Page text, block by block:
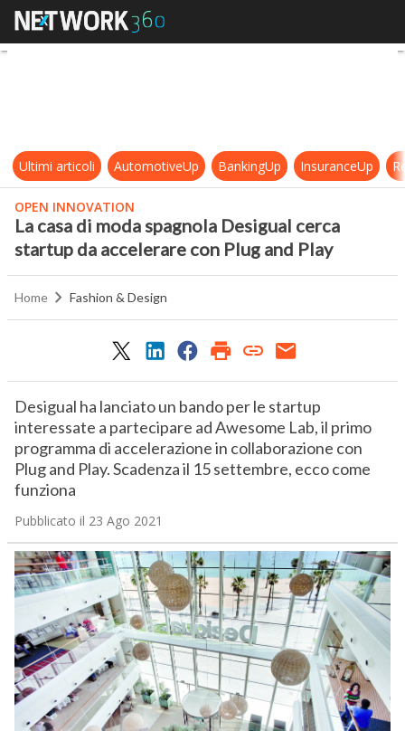
La casa di moda spagnola
Ultimi articoli AutomotiveUp BankingUp InsuranceUp
OPEN INNOVATION
La casa di moda spagnola Desigual cerca
startup da accelerare con Plug and Play
Home Fashion & Design
Desigual ha lanciato un bando per le startup
interessate a partecipare ad Awesome Lab, il primo
programma di accelerazione in collaborazione con
Plug and Play. Scadenza il 15 settembre, ecco come
funziona
Pubblicato il 23 Ago 2021